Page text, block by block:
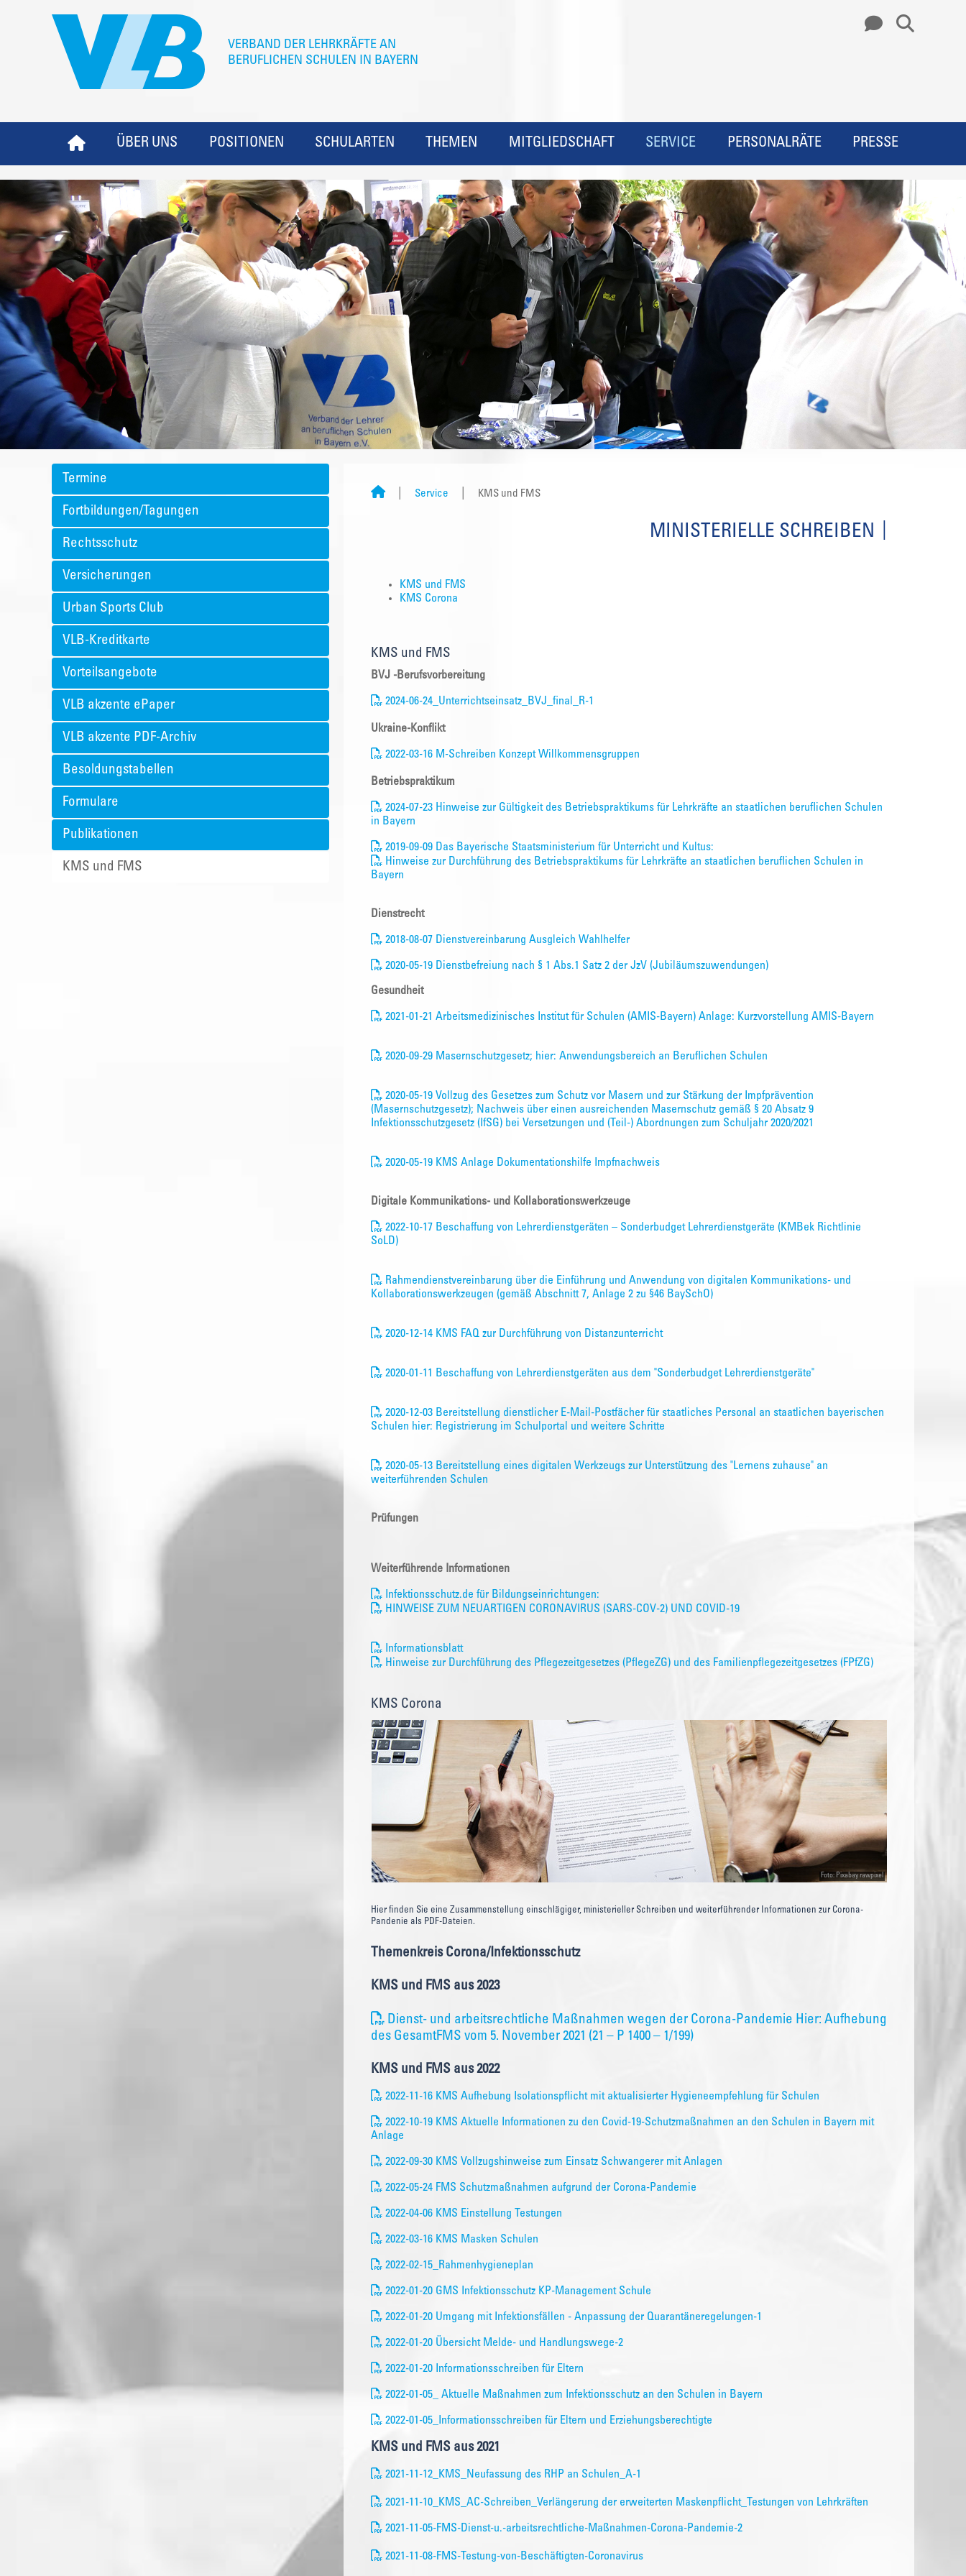
ÜBER UNS POSITIONEN SCHULARTEN THEMEN MITGLIEDSCHAFT SERVICE PERSONALRÄTE PRESSE
Termine
Fortbildungen/Tagungen
Rechtsschutz
Versicherungen
Urban Sports Club
VLB-Kreditkarte
Vorteilsangebote
VLB akzente ePaper
VLB akzente PDF-Archiv
Besoldungstabellen
Formulare
Publikationen
KMS und FMS
Service KMS und FMS
MINISTERIELLE SCHREIBEN
KMS und FMS
KMS Corona
KMS und FMS
BVJ -Berufsvorbereitung
2024-06-24_Unterrichtseinsatz_BVJ_final_R-1
Ukraine-Konflikt
2022-03-16 M-Schreiben Konzept Willkommensgruppen
Betriebspraktikum
2024-07-23 Hinweise zur Gültigkeit des Betriebspraktikums für Lehrkräfte an staatlichen beruflichen Schulen
in Bayern
2019-09-09 Das Bayerische Staatsministerium für Unterricht und Kultus:
Hinweise zur Durchführung des Betriebspraktikums für Lehrkräfte an staatlichen beruflichen Schulen in
Bayern
Dienstrecht
2018-08-07 Dienstvereinbarung Ausgleich Wahlhelfer
2020-05-19 Dienstbefreiung nach § 1 Abs.1 Satz 2 der JzV (Jubiläumszuwendungen)
Gesundheit
2021-01-21 Arbeitsmedizinisches Institut für Schulen (AMIS-Bayern) Anlage: Kurzvorstellung AMIS-Bayern
2020-09-29 Masernschutzgesetz; hier: Anwendungsbereich an Beruflichen Schulen
2020-05-19 Vollzug des Gesetzes zum Schutz vor Masern und zur Stärkung der Impfprävention
(Masernschutzgesetz); Nachweis über einen ausreichenden Masernschutz gemäß § 20 Absatz 9
Infektionsschutzgesetz (IfSG) bei Versetzungen und (Teil-) Abordnungen zum Schuljahr 2020/2021
2020-05-19 KMS Anlage Dokumentationshilfe Impfnachweis
Digitale Kommunikations- und Kollaborationswerkzeuge
2022-10-17 Beschaffung von Lehrerdienstgeräten – Sonderbudget Lehrerdienstgeräte (KMBek Richtlinie
SoLD)
Rahmendienstvereinbarung über die Einführung und Anwendung von digitalen Kommunikations- und
Kollaborationswerkzeugen (gemäß Abschnitt 7, Anlage 2 zu §46 BaySchO)
2020-12-14 KMS FAQ zur Durchführung von Distanzunterricht
2020-01-11 Beschaffung von Lehrerdienstgeräten aus dem "Sonderbudget Lehrerdienstgeräte"
2020-12-03 Bereitstellung dienstlicher E-Mail-Postfächer für staatliches Personal an staatlichen bayerischen
Schulen hier: Registrierung im Schulportal und weitere Schritte
2020-05-13 Bereitstellung eines digitalen Werkzeugs zur Unterstützung des "Lernens zuhause" an
weiterführenden Schulen
Prüfungen
Weiterführende Informationen
Infektionsschutz.de für Bildungseinrichtungen:
HINWEISE ZUM NEUARTIGEN CORONAVIRUS (SARS-COV-2) UND COVID-19
Informationsblatt
Hinweise zur Durchführung des Pflegezeitgesetzes (PflegeZG) und des Familienpflegezeitgesetzes (FPfZG)
KMS Corona
Foto: Pixabay rawpixel
Hier finden Sie eine Zusammenstellung einschlägiger, ministerieller Schreiben und weiterführender Informationen zur Corona-
Pandenie als PDF-Dateien.
Themenkreis Corona/Infektionsschutz
KMS und FMS aus 2023
Dienst- und arbeitsrechtliche Maßnahmen wegen der Corona-Pandemie Hier: Aufhebung
des GesamtFMS vom 5. November 2021 (21 – P 1400 – 1/199)
KMS und FMS aus 2022
2022-11-16 KMS Aufhebung Isolationspflicht mit aktualisierter Hygieneempfehlung für Schulen
2022-10-19 KMS Aktuelle Informationen zu den Covid-19-Schutzmaßnahmen an den Schulen in Bayern mit
Anlage
2022-09-30 KMS Vollzugshinweise zum Einsatz Schwangerer mit Anlagen
2022-05-24 FMS Schutzmaßnahmen aufgrund der Corona-Pandemie
2022-04-06 KMS Einstellung Testungen
2022-03-16 KMS Masken Schulen
2022-02-15_Rahmenhygieneplan
2022-01-20 GMS Infektionsschutz KP-Management Schule
2022-01-20 Umgang mit Infektionsfällen - Anpassung der Quarantäneregelungen-1
2022-01-20 Übersicht Melde- und Handlungswege-2
2022-01-20 Informationsschreiben für Eltern
2022-01-05_ Aktuelle Maßnahmen zum Infektionsschutz an den Schulen in Bayern
2022-01-05_Informationsschreiben für Eltern und Erziehungsberechtigte
KMS und FMS aus 2021
2021-11-12_KMS_Neufassung des RHP an Schulen_A-1
2021-11-10_KMS_AC-Schreiben_Verlängerung der erweiterten Maskenpflicht_Testungen von Lehrkräften
2021-11-05-FMS-Dienst-u.-arbeitsrechtliche-Maßnahmen-Corona-Pandemie-2
2021-11-08-FMS-Testung-von-Beschäftigten-Coronavirus